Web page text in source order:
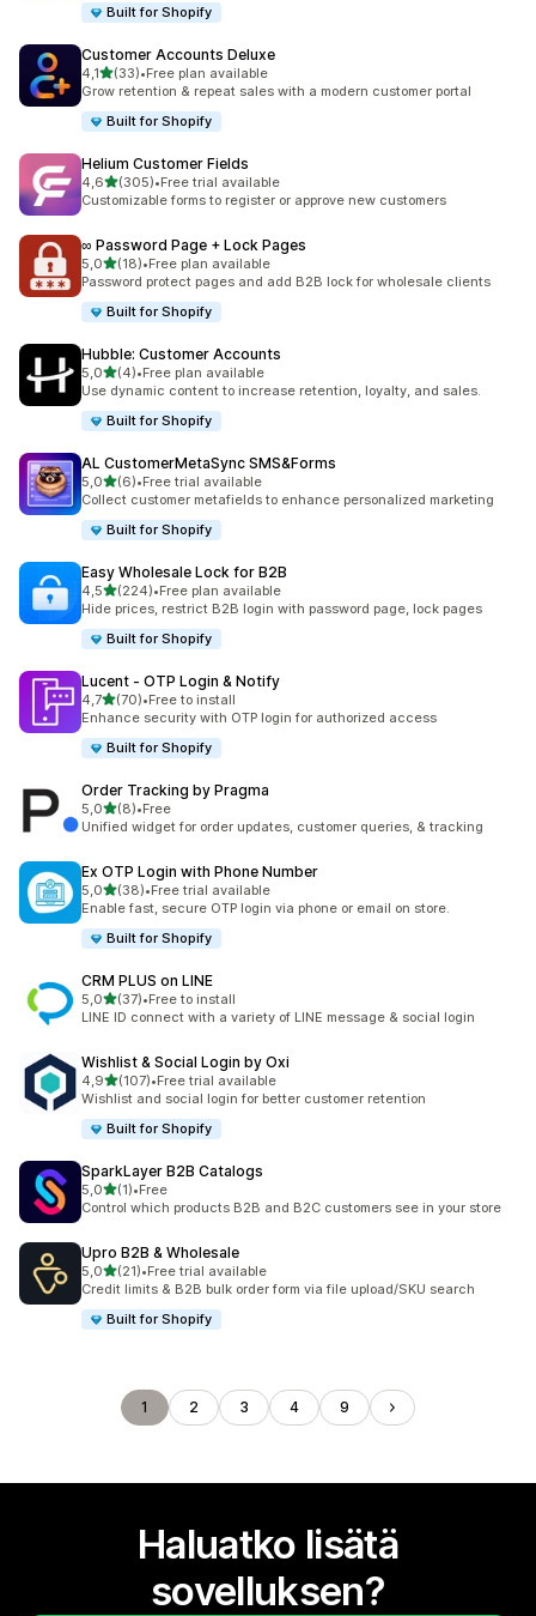
Built for Shopify
Customer Accounts Deluxe
4,1/ 5 tähteä
(33)
33 arvostelua yhteensä
•Free plan available
Grow retention & repeat sales with a modern customer portal
Built for Shopify
Helium Customer Fields
4,6/ 5 tähteä
(305)
305 arvostelua yhteensä
•Free trial available
Customizable forms to register or approve new customers
∞ Password Page + Lock Pages
5,0/ 5 tähteä
(18)
18 arvostelua yhteensä
•Free plan available
Password protect pages and add B2B lock for wholesale clients
Built for Shopify
Hubble: Customer Accounts
5,0/ 5 tähteä
(4)
4 arvostelua yhteensä
•Free plan available
Use dynamic content to increase retention, loyalty, and sales.
Built for Shopify
AL CustomerMetaSync SMS&Forms
5,0/ 5 tähteä
(6)
6 arvostelua yhteensä
•Free trial available
Collect customer metafields to enhance personalized marketing
Built for Shopify
Easy Wholesale Lock for B2B
4,5/ 5 tähteä
(224)
224 arvostelua yhteensä
•Free plan available
Hide prices, restrict B2B login with password page, lock pages
Built for Shopify
Lucent ‑ OTP Login & Notify
4,7/ 5 tähteä
(70)
70 arvostelua yhteensä
•Free to install
Enhance security with OTP login for authorized access
Built for Shopify
Order Tracking by Pragma
5,0/ 5 tähteä
(8)
8 arvostelua yhteensä
•Free
Unified widget for order updates, customer queries, & tracking
Ex OTP Login with Phone Number
5,0/ 5 tähteä
(38)
38 arvostelua yhteensä
•Free trial available
Enable fast, secure OTP login via phone or email on store.
Built for Shopify
CRM PLUS on LINE
5,0/ 5 tähteä
(37)
37 arvostelua yhteensä
•Free to install
LINE ID connect with a variety of LINE message & social login
Wishlist & Social Login by Oxi
4,9/ 5 tähteä
(107)
107 arvostelua yhteensä
•Free trial available
Wishlist and social login for better customer retention
Built for Shopify
SparkLayer B2B Catalogs
5,0/ 5 tähteä
(1)
1 arvostelua yhteensä
•Free
Control which products B2B and B2C customers see in your store
Upro B2B & Wholesale
5,0/ 5 tähteä
(21)
21 arvostelua yhteensä
•Free trial available
Credit limits & B2B bulk order form via file upload/SKU search
Built for Shopify
1 2 3 4 9
Haluatko lisätä
sovelluksen?